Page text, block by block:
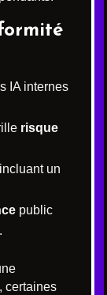
IA internes
risque
incluant un
public
certaines